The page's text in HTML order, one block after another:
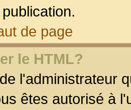
de page
le HTML?
l'administrateur
êtes autorisé à